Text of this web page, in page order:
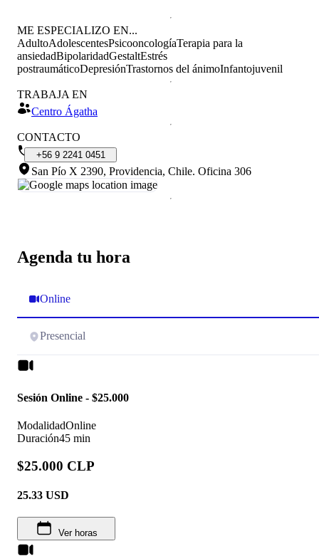
Agenda tu hora
Online
Presencial
Sesión Online - $25.000
ModalidadOnline
Duración45 min
$25.000 CLP
25.33 USD
Ver horas
ME ESPECIALIZO EN...
AdultoAdolescentesPsicooncologíaTerapia para la
ansiedadBipolaridadGestaltEstrés
postraumáticoDepresiónTrastornos del ánimoInfantojuvenil
TRABAJA EN
Centro Ágatha
CONTACTO
+56 9 2241 0451
San Pío X 2390, Providencia, Chile. Oficina 306